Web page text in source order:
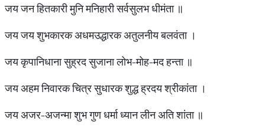
जय जन हितकारी मुनि मनिहारी सर्वसुलभ धीमंता ॥
जय जय शुभकारक अधमउद्धारक अतुलनीय बलवंता ।
जय कृपानिधाना सुह्रद सुजाना लोभ-मोह-मद हन्ता ॥
जय अहम निवारक चित्र सुधारक शुद्ध ह्रदय श्रीकांता ।
जय अजर-अजन्मा शुभ गुण धर्मा ध्यान लीन अति शांता ॥